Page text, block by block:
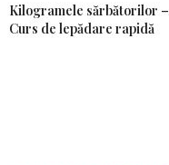
Kilogramele sărbătorilor –
Curs de lepădare rapidă